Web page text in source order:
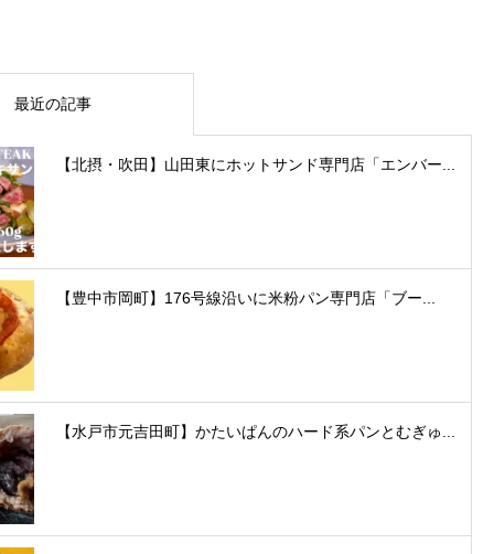
最近の記事
【北摂・吹田】山田東にホットサンド専門店「エンバー...
【豊中市岡町】176号線沿いに米粉パン専門店「ブー...
【水戸市元吉田町】かたいぱんのハード系パンとむぎゅ...